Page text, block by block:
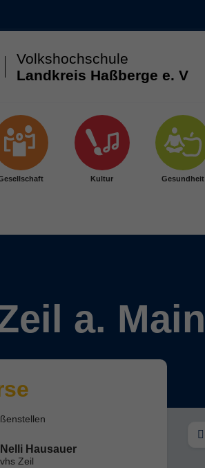
Volkshochschule
Landkreis Haßberge e. V
Kultur Gesundheit
a. Main
Nelli Hausauer
vhs Zeil